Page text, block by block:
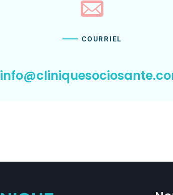
COURRIEL